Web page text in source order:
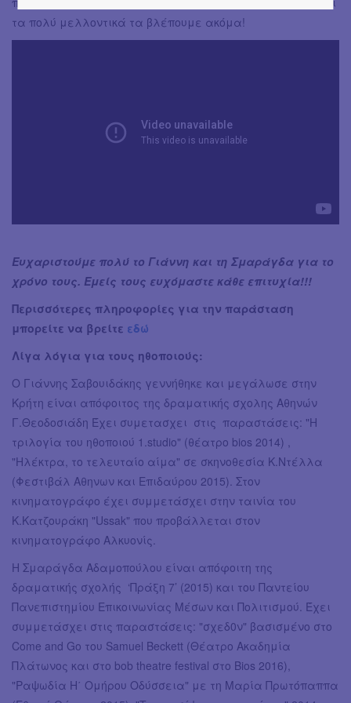
τα πολύ μελλοντικά τα βλέπουμε ακόμα!
Ευχαριστούμε πολύ το Γιάννη και τη Σμαράγδα για το
χρόνο τους. Εμείς τους ευχόμαστε κάθε επιτυχία!!!
Περισσότερες πληροφορίες για την παράσταση
μπορείτε να βρείτε εδώ
Λίγα λόγια για τους ηθοποιούς:
Ο Γιάννης Σαβουιδάκης γεννήθηκε και μεγάλωσε στην
Κρήτη είναι απόφοιτος της δραματικής σχολης Αθηνών
Γ.Θεοδοσιάδη Έχει συμετασχει στις παραστάσεις: "Η
τριλογία του ηθοποιού 1.studio" (θέατρο bios 2014) ,
"Ηλέκτρα, το τελευταίο αίμα" σε σκηνοθεσία Κ.Ντέλλα
(Φεστιβάλ Αθηνων και Επιδαύρου 2015). Στον
κινηματογράφο έχει συμμετάσχει στην ταινία του
Κ.Κατζουράκη "Ussak" που προβάλλεται στον
κινηματογράφο Αλκυονίς.
Η Σμαράγδα Αδαμοπούλου είναι απόφοιτη της
δραματικής σχολής ‘Πράξη 7’ (2015) και του Παντείου
Πανεπιστημίου Επικοινωνίας Μέσων και Πολιτισμού. Έχει
συμμετάσχει στις παραστάσεις: "σχεδ0ν" βασισμένο στο
Come and Go του Samuel Beckett (Θέατρο Ακαδημία
Πλάτωνος και στο bob theatre festival στο Bios 2016),
"Ραψωδία Η΄ Ομήρου Οδύσσεια" με τη Μαρία Πρωτόπαππα